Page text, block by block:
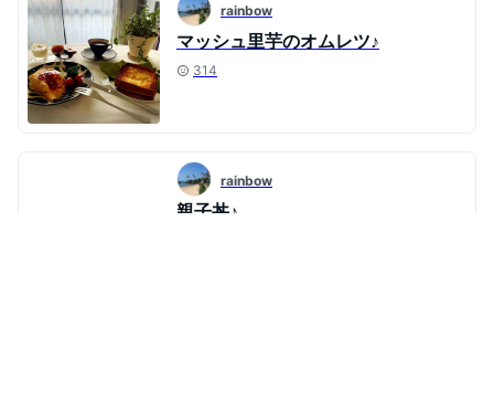
rainbow
マッシュ里芋のオムレツ♪
314
rainbow
親子丼♪